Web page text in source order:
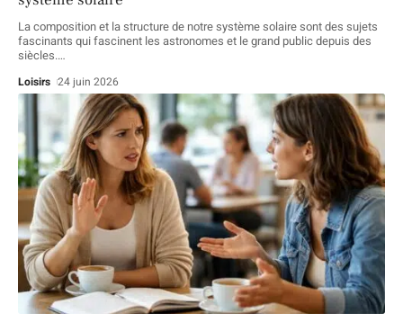
La composition et la structure de notre système solaire sont des sujets
fascinants qui fascinent les astronomes et le grand public depuis des
siècles.…
Loisirs 24 juin 2026